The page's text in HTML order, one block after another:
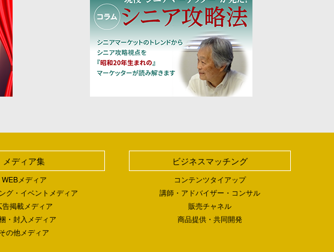
メディア集
WEBメディア
グ・イベントメディア
告掲載メディア
・封入メディア
その他メディア
ビジネスマッチング
コンテンツタイアップ
講師・アドバイザー・コンサル
販売チャネル
商品提供・共同開発